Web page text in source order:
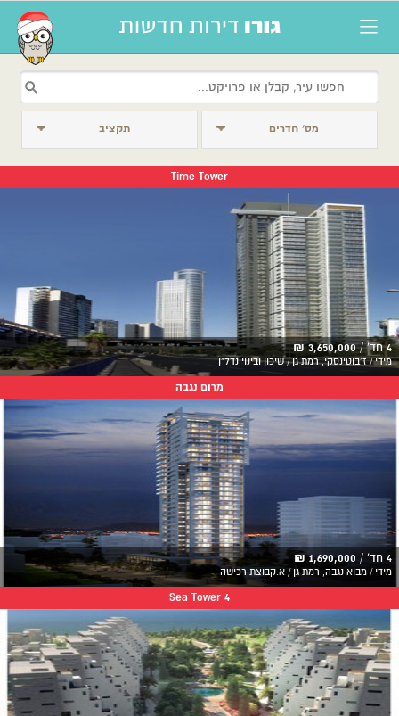
מס׳ חדרים תקציב
Time Tower
4 חד' / 3,650,000 ₪
מידי / ז'בוטינסקי, רמת גן / שיכון ובינוי נדל"ן
מרום נגבה
4 חד' / 1,690,000 ₪
מידי / מבוא נגבה, רמת גן / א.קבוצת רכישה
Sea Tower 4